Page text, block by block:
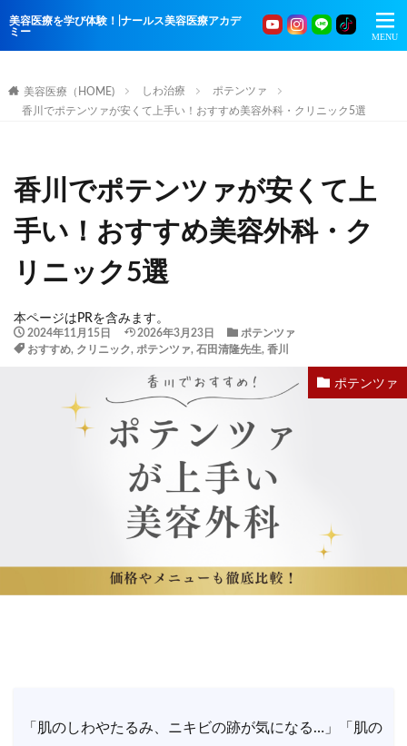
美容医療を学び体験！|ナールス美容医療アカデ
ミー
美容医療（HOME) しわ治療
ポテンツァ
香川でポテンツァが安くて上手い！おすすめ美容外科・クリニック5選
香川でポテンツァが安くて上
手い！おすすめ美容外科・ク
リニック5選
本ページはPRを含みます。
2024年11月15日 2026年3月23日
ポテンツァ
おすすめ, クリニック, ポテンツァ, 石田清隆先生, 香川
ポテンツァ
「肌のしわやたるみ、ニキビの跡が気になる…」「肌の